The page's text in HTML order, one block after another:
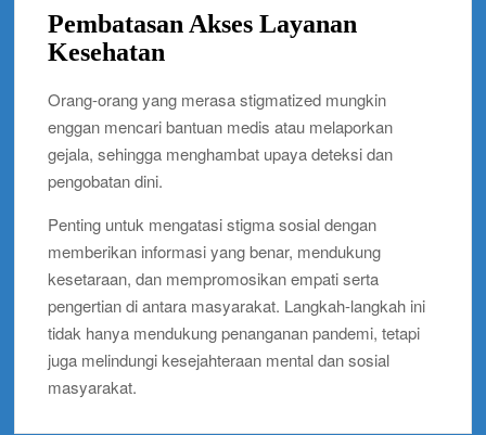
Pembatasan Akses Layanan
Kesehatan
Orang-orang yang merasa stigmatized mungkin
enggan mencari bantuan medis atau melaporkan
gejala, sehingga menghambat upaya deteksi dan
pengobatan dini.
Penting untuk mengatasi stigma sosial dengan
memberikan informasi yang benar, mendukung
kesetaraan, dan mempromosikan empati serta
pengertian di antara masyarakat. Langkah-langkah ini
tidak hanya mendukung penanganan pandemi, tetapi
juga melindungi kesejahteraan mental dan sosial
masyarakat.